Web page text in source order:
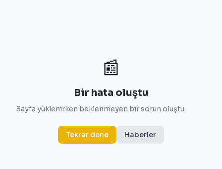
📰
Bir hata oluştu
Sayfa yüklenirken beklenmeyen bir sorun oluştu.
Tekrar dene Haberler